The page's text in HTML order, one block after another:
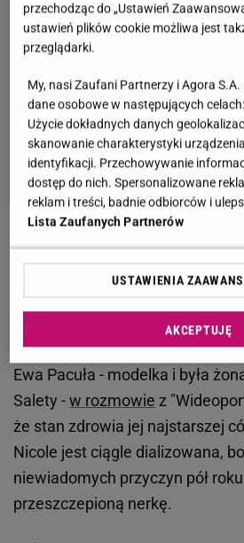
Zobacz wideo
Nicole Saleta - przeszczep się
Ewa Pacuła - modelka i była
Salety -w rozmowie z
że stan zdrowia jej najstarszej
Nicole jest ciągle dializowana,
niewiadomych przyczyn pół
przeszczepioną nerkę.
przechodząc do „Ustawień
ustawień plików cookie możliwa jest
przeglądarki.
My, nasi Zaufani Partnerzy i Agora
dane osobowe w następujących celach:
Użycie dokładnych danych
skanowanie charakterystyki
identyfikacji. Przechowywanie
dostęp do nich. Spersonalizowane
reklam i treści, badnie odbiorców i
Lista Zaufanych Partnerów
USTAWIENIA
AKCEPTUJĘ